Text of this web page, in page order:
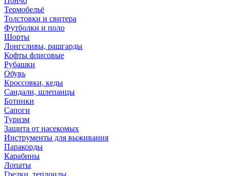
Термобельё
Толстовки и свитера
Футболки и поло
Шорты
Лонгсливы, рашгарды
Кофты флисовые
Рубашки
Обувь
Кроссовки, кеды
Сандали, шлепанцы
Ботинки
Сапоги
Туризм
Защита от насекомых
Инструменты для выживания
Паракорды
Карабины
Лопаты
Грелки, теплоиды